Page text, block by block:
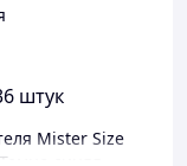
штук
Mister Size